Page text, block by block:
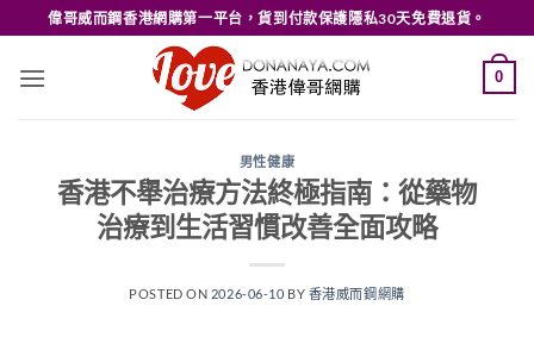
to
content
偉哥威而鋼香港網購第一平台，貨到付款保護隱私30天免費退貨。
0
男性健康
香港不舉治療方法終極指南：從藥物
治療到生活習慣改善全面攻略
POSTED ON 2026-06-10 BY 香港威而鋼網購